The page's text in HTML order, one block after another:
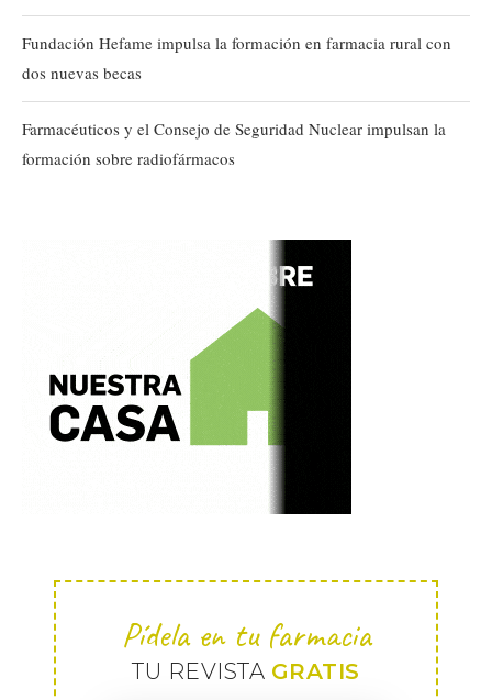
Fundación Hefame impulsa la formación en farmacia rural con
dos nuevas becas
Farmacéuticos y el Consejo de Seguridad Nuclear impulsan la
formación sobre radiofármacos
Pídela en tu farmacia
TU REVISTA GRATIS